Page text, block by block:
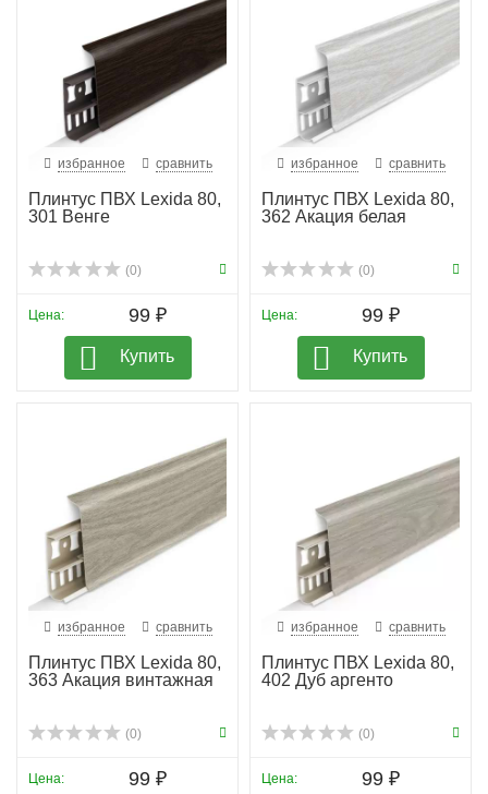
избранное сравнить
Плинтус ПВХ Lexida 80,
301 Венге
(0)
Цена: 99 ₽
Купить
избранное сравнить
Плинтус ПВХ Lexida 80,
362 Акация белая
(0)
Цена: 99 ₽
Купить
избранное сравнить
Плинтус ПВХ Lexida 80,
363 Акация винтажная
(0)
Цена: 99 ₽
избранное сравнить
Плинтус ПВХ Lexida 80,
402 Дуб аргенто
(0)
Цена: 99 ₽